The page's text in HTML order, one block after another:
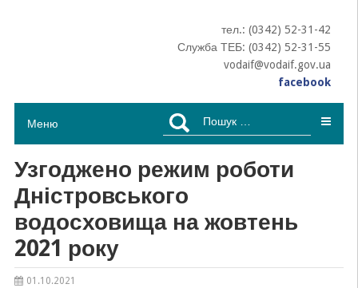
тел.: (0342) 52-31-42
Служба ТЕБ: (0342) 52-31-55
vodaif@vodaif.gov.ua
facebook
Меню
Пошук:
Узгоджено режим роботи
Дністровського
водосховища на жовтень
2021 року
01.10.2021